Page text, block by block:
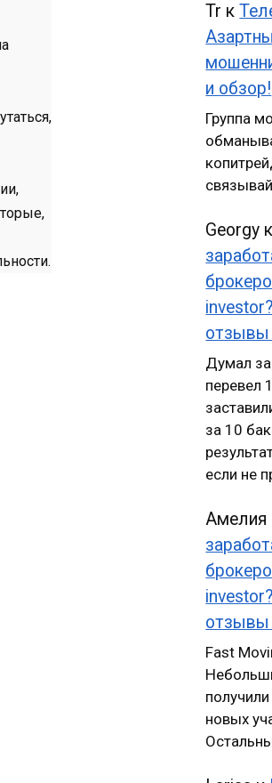
Tr к
и обзор!
Группа
Georgy к
отзывы
Думал
перевел
за 10
если не
Амелия
отзывы
Fast
новых